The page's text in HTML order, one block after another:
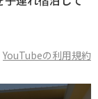
YouTubeの利用規約